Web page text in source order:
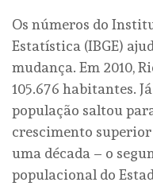
Os números do
Estatística (IBGE)
mudança. Em 2010,
105.676 habitantes.
população saltou para
crescimento superior
uma década – o
populacional do